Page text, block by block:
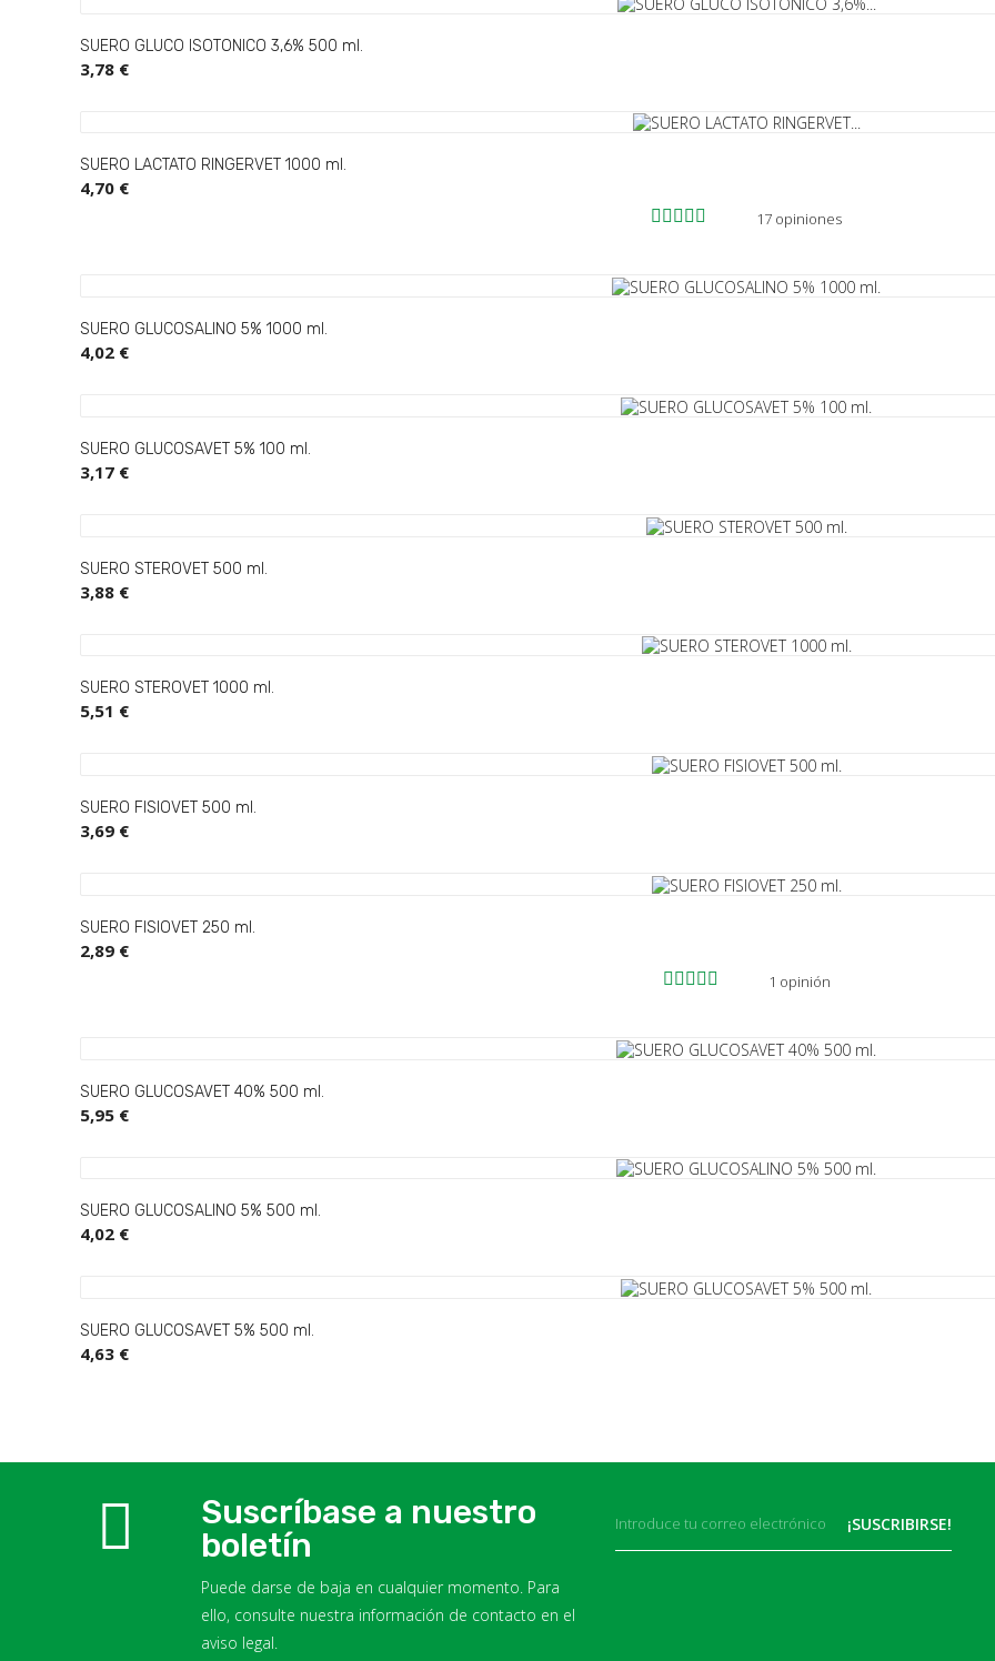
SUERO GLUCO ISOTONICO 3,6% 500 ml.
3,78 €
SUERO LACTATO RINGERVET 1000 ml.
4,70 €
17 opiniones
SUERO GLUCOSALINO 5% 1000 ml.
4,02 €
SUERO GLUCOSAVET 5% 100 ml.
3,17 €
SUERO STEROVET 500 ml.
3,88 €
SUERO STEROVET 1000 ml.
5,51 €
SUERO FISIOVET 500 ml.
3,69 €
SUERO FISIOVET 250 ml.
2,89 €
1 opinión
SUERO GLUCOSAVET 40% 500 ml.
5,95 €
SUERO GLUCOSALINO 5% 500 ml.
4,02 €
SUERO GLUCOSAVET 5% 500 ml.
4,63 €
Suscríbase a nuestro
boletín
Puede darse de baja en cualquier momento. Para
ello, consulte nuestra información de contacto en el
aviso legal.
You need to be logged in to save products in your wish list.